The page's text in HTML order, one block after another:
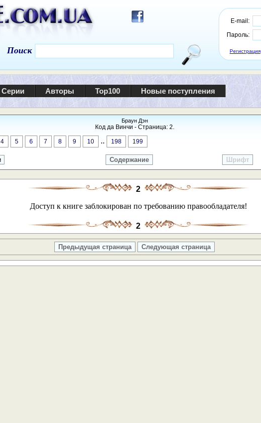
E-mail:
Пароль:
Регистрация
Поиск
Серии Авторы Top100 Новые поступления
Браун Дэн
Код да Винчи - Страница: 2.
4 5 6 7 8 9 10 .. 198 199
Содержание Шрифт
2
Доступ к книге заблокирован по требованию правообладателя!
2
Предыдущая страница Следующая страница